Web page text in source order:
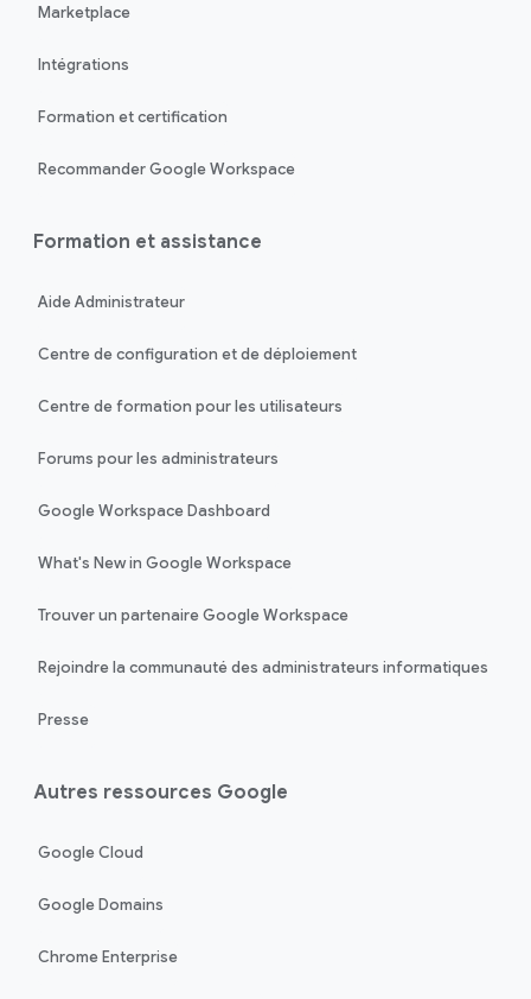
Marketplace
Intégrations
Formation et certification
Recommander Google Workspace
Formation et assistance
Aide Administrateur
Centre de configuration et de déploiement
Centre de formation pour les utilisateurs
Forums pour les administrateurs
Google Workspace Dashboard
What's New in Google Workspace
Trouver un partenaire Google Workspace
Rejoindre la communauté des administrateurs informatiques
Presse
Autres ressources Google
Google Cloud
Google Domains
Chrome Enterprise